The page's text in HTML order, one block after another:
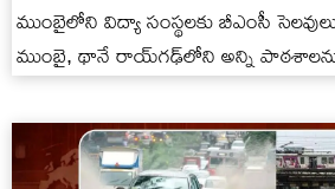
ముంబైలోని విద్యా సంస్థలకు బీఎంసీ
ముంబై, థానే రాయ్‌గఢ్‌లోని అన్ని